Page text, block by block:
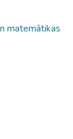
matemātikas